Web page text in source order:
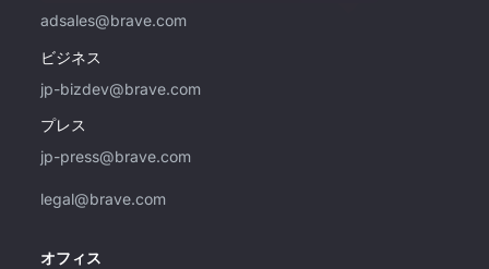
adsales@brave.com
ビジネス
jp-bizdev@brave.com
プレス
jp-press@brave.com
legal@brave.com
オフィス